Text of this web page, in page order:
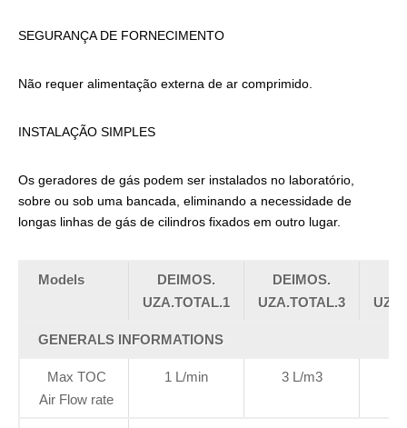
SEGURANÇA DE FORNECIMENTO
Não requer alimentação externa de ar comprimido.
INSTALAÇÃO SIMPLES
Os geradores de gás podem ser instalados no laboratório,
sobre ou sob uma bancada, eliminando a necessidade de
longas linhas de gás de cilindros fixados em outro lugar.
Models
DEIMOS.
UZA.TOTAL.1
DEIMOS.
UZA.TOTAL.3
GENERALS INFORMATIONS
Max TOC
Air Flow rate
1 L/min 3 L/m3